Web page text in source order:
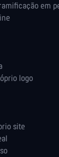
em
logo
site